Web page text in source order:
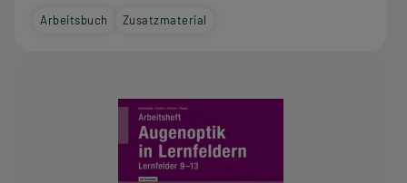
Arbeitsbuch Zusatzmaterial